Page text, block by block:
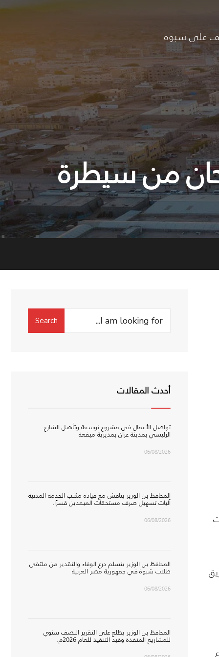
على شبوة
من سيطرة
Search
Search
أحدث المقالات
تواصل الأعمال في مشروع توسعة وتأهيل الشارع
الرئيسي بمدينة عزان بمديرية ميفعة
06/08/2026
المحافظ بن الوزير يناقش مع قيادة مكتب الخدمة المدنية
آليات تسهيل صرف مستحقات المبعدين قسرًا.
06/08/2026
المحافظ بن الوزير يتسلم درع الوفاء والتقدير من ملتقى
طلاب شبوة في جمهورية مصر العربية
06/08/2026
المحافظ بن الوزير يطلع على التقرير النصف سنوي
للمشاريع المنفذة وقيد التنفيذ للعام 2026م.